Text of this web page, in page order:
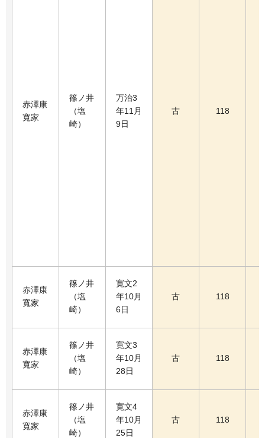
赤澤康
寬家
篠ノ井
（塩
崎）
万治3
年11月
9日
古 118
赤澤康
寬家
篠ノ井
（塩
崎）
寛文2
年10月
6日
古 118
赤澤康
寬家
篠ノ井
（塩
崎）
寛文3
年10月
28日
古 118
赤澤康
寬家
篠ノ井
（塩
崎）
寛文4
年10月
25日
古 118